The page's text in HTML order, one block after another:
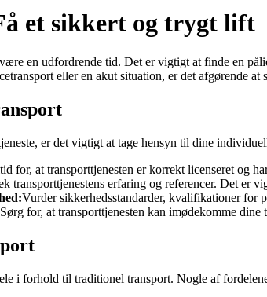
et sikkert og trygt lift
en udfordrende tid. Det er vigtigt at finde en
eller en akut situation, er det afgørende
er det vigtigt at tage hensyn til dine
for, at transporttjenesten er korrekt licenseret og
transporttjenestens erfaring og referencer. Det er
Vurder sikkerhedsstandarder, kvalifikationer for
Sørg for, at transporttjenesten kan imødekomme
i forhold til traditionel transport. Nogle af